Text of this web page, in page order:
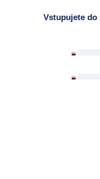
Vstupujete do